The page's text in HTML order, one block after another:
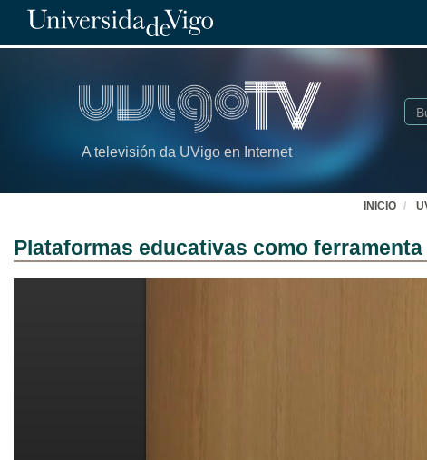
A televisión da UVigo en Internet
INICIO
Plataformas educativas como